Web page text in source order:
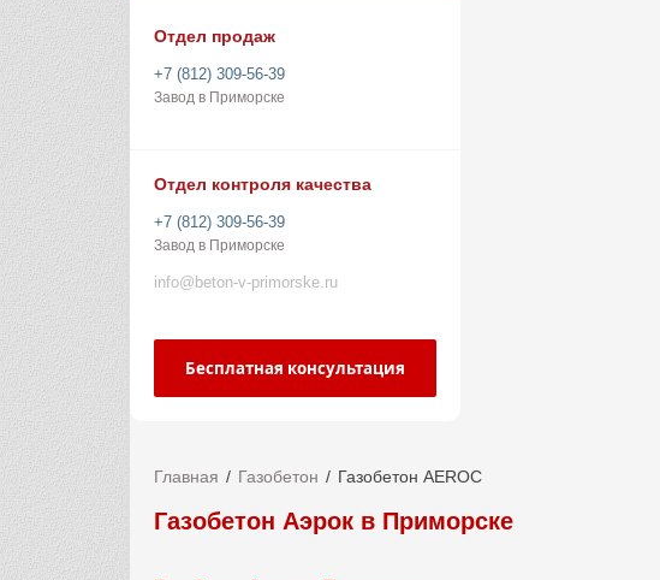
Отдел продаж
+7 (812) 309-56-39
Завод в Приморске
Отдел контроля качества
+7 (812) 309-56-39
Завод в Приморске
info@beton-v-primorske.ru
Бесплатная консультация
Главная Газобетон Газобетон AEROC
Газобетон Аэрок в Приморске